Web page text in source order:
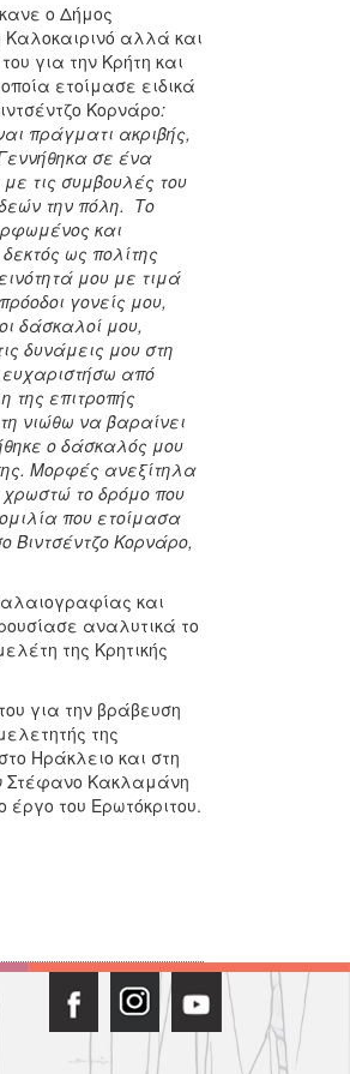
ο Δήμος
Καλοκαιρινό αλλά και
για την Κρήτη και
ετοίμασε ειδικά
Κορνάρο:
πράγματι ακριβής,
σε ένα
τις συμβουλές του
την πόλη. Το
και
ως πολίτης
μου με τιμά
γονείς μου,
δάσκαλοί μου,
δυνάμεις μου στη
από
της επιτροπής
νιώθω να βαραίνει
ο δάσκαλός μου
Μορφές ανεξίτηλα
το δρόμο που
που ετοίμασα
Βιντσέντζο Κορνάρο,
και
αναλυτικά το
της Κρητικής
για την βράβευση
της
Ηράκλειο και στη
Στέφανο Κακλαμάνη
του Ερωτόκριτου.